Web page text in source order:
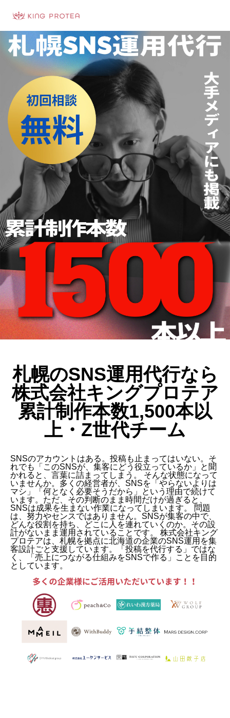
会社概要
特定商取引法の表示
プライバシーポリシー
利用規約
お問い合わせフォーム
お客様の声
動画制作事例
ブログ
動画制作事例 お問い
札幌のSNS運用代行なら
株式会社キングプロテア
累計制作本数1,500本以
上・Z世代チーム
SNSのアカウントはある。投稿も止まってはいない。そ
れでも「このSNSが、集客にどう役立っているか」と聞
かれると、言葉に詰まってしまう。 そんな状態になって
いませんか。多くの経営者が、SNSを「やらないよりは
マシ」「何となく必要そうだから」という理由で続けて
います。ただ、その判断のまま時間だけが過ぎると、
SNSは成果を生まない作業になってしまいます。 問題
は、努力やセンスではありません。SNSが集客の中で、
どんな役割を持ち、どこに人を連れていくのか。その設
計がないまま運用されていることです。 株式会社キング
プロテアは、札幌を拠点に北海道の企業のSNS運用を集
客設計ごと支援しています。「投稿を代行する」ではな
く、「売上につながる仕組みをSNSで作る」ことを目的
としています。